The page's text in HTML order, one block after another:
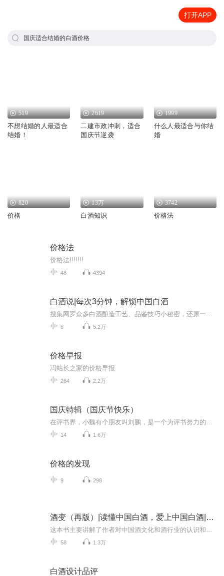
打开APP
国庆适合结婚的白酒价格
519
不想结婚的人最适合
结婚！
2619
二建市政冲刺，适合
国庆节逆袭
1999
什么人最适合与你结
婚
820
价格
13万
白酒知识
3742
价格法
价格法
价格法!!!!!!!
48 4394
白酒说|每次3分钟，解锁中国白酒
6 5.2万
价格早报
冯站长之家的价格早报
264 2.2万
国庆特辑（国庆节快乐）
14 1.6万
价格的发现
9 298
酒变（再版）|读懂中国白酒，爱上中国白酒|中国白酒下一个财富密码
58 1.3万
白酒设计品评